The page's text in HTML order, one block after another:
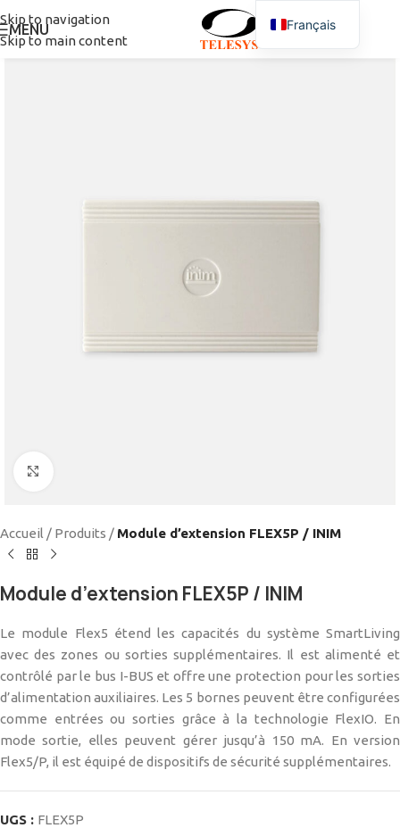
Skip to navigation
Skip to main content
MENU
Accueil / Produits / Module d’extension FLEX5P / INIM
Module d’extension FLEX5P / INIM
Le module Flex5 étend les capacités du système SmartLiving
avec des zones ou sorties supplémentaires. Il est alimenté et
contrôlé par le bus I-BUS et offre une protection pour les sorties
d’alimentation auxiliaires. Les 5 bornes peuvent être configurées
comme entrées ou sorties grâce à la technologie FlexIO. En
mode sortie, elles peuvent gérer jusqu’à 150 mA. En version
Flex5/P, il est équipé de dispositifs de sécurité supplémentaires.
UGS : FLEX5P
Français